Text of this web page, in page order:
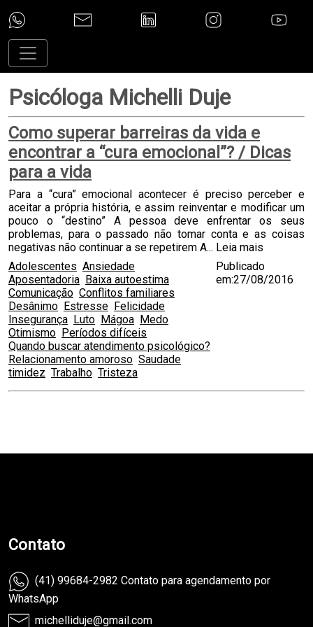
Psicóloga Michelli Duje
Como superar barreiras da vida e
encontrar a “cura emocional”? / Dicas
para a vida
Para a “cura” emocional acontecer é preciso perceber e
aceitar a própria história, e assim reinventar e modificar um
pouco o “destino” A pessoa deve enfrentar os seus
problemas, para o passado não tomar conta e as coisas
negativas não continuar a se repetirem A... Leia mais
Adolescentes Ansiedade
Aposentadoria Baixa autoestima
Comunicação Conflitos familiares
Desânimo Estresse Felicidade
Insegurança Luto Mágoa Medo
Otimismo Períodos difíceis
Quando buscar atendimento psicológico?
Relacionamento amoroso Saudade
timidez Trabalho Tristeza
Publicado
em:27/08/2016
Contato
(41) 99684-2982 Contato para agendamento por
WhatsApp
michelliduje@gmail.com